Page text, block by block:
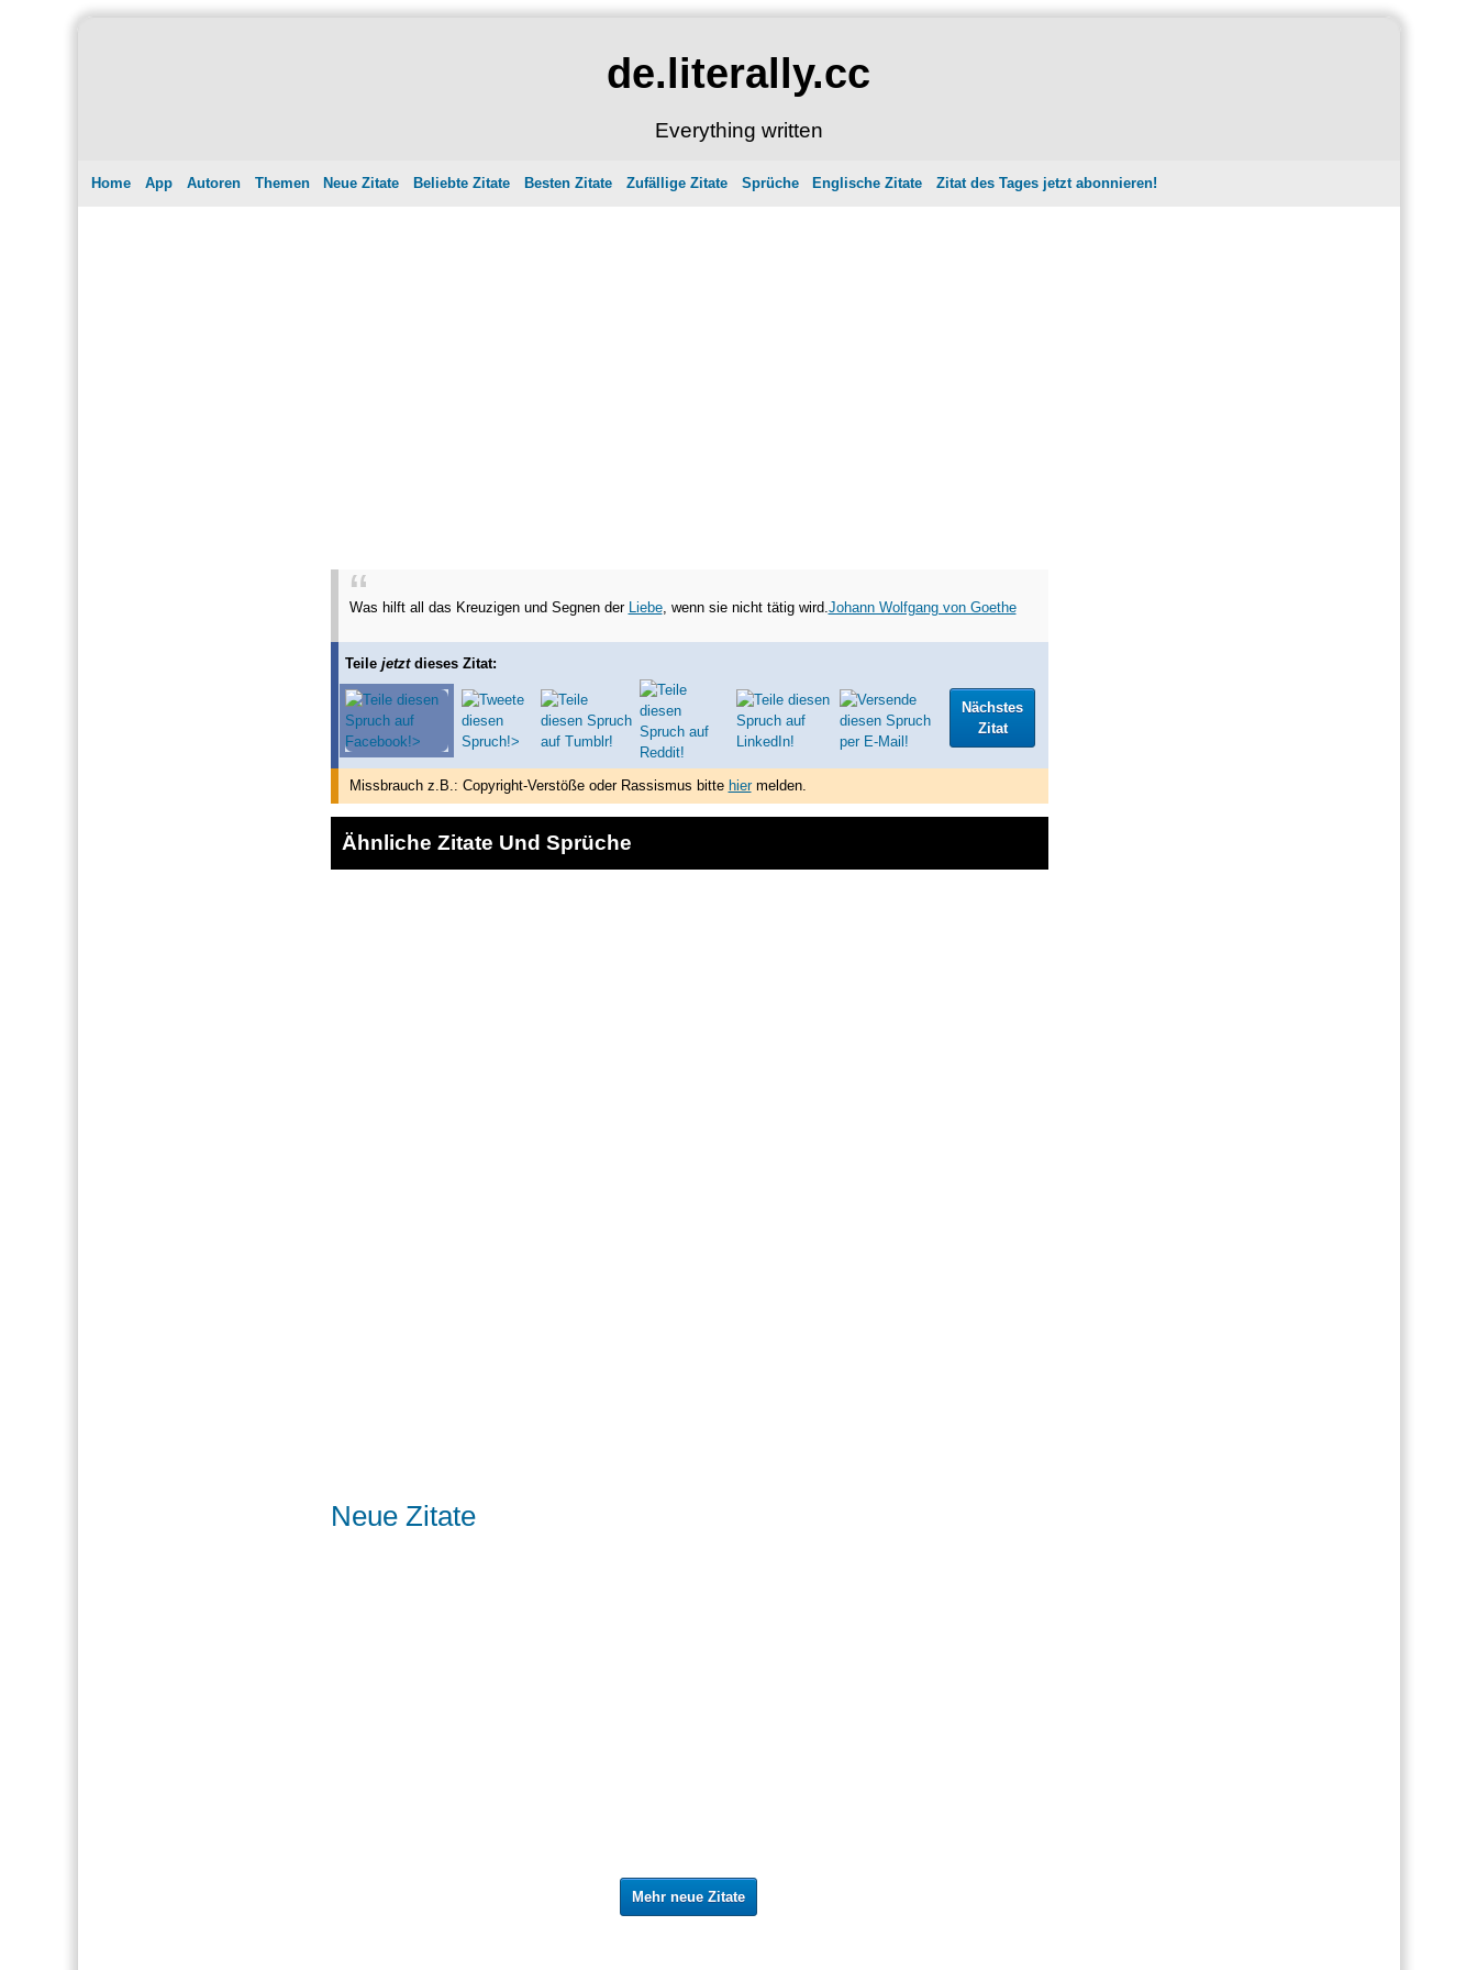
de.literally.cc
Everything written
Home App Autoren Themen Neue Zitate Beliebte Zitate Besten Zitate Zufällige Zitate Sprüche Englische Zitate Zitat des Tages jetzt abonnieren!
Was hilft all das Kreuzigen und Segnen der Liebe, wenn sie nicht tätig wird.Johann Wolfgang von Goethe
Teile jetztdieses Zitat:
Nächstes
Zitat
Missbrauch z.B.: Copyright-Verstöße oder Rassismus bitte hiermelden.
Ähnliche Zitate Und Sprüche
Neue Zitate
Mehr neue Zitate